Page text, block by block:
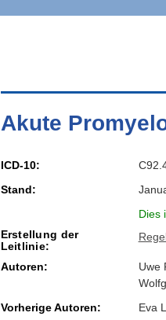
Akute
ICD-10
Stand
Dies
Erstellung der
Leitlinie
Autoren: Uwe
Vorherige Autoren:
Eva